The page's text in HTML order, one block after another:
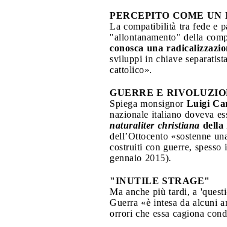
PERCEPITO COME UN
La compatibilità tra fede e
"allontanamento" della
conosca una
sviluppi in chiave
cattolico».
GUERRE E
Spiega monsignorLuigi
nazionale italiano doveva
naturaliter christiana della
dell’Ottocento «sostenne
costruiti con guerre, spesso
gennaio 2015).
"INUTILE STRAGE"
Ma anche più tardi, a
Guerra «è intesa da alcuni
orrori che essa cagiona